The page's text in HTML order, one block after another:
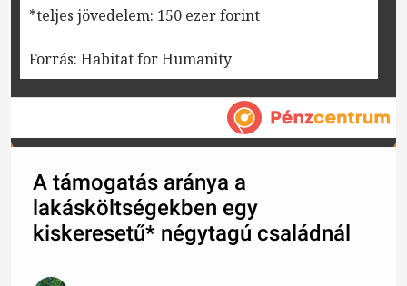
*teljes jövedelem: 150 ezer forint
Forrás: Habitat for Humanity
A támogatás aránya a
lakásköltségekben egy
kiskeresetű* négytagú családnál